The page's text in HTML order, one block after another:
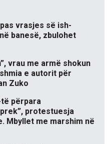
vrasjes së ish-
banesë, zbulohet
vrau me armë shokun
e autorit për
Zuko
përpara
protestuesja
Mbyllet me marshim në